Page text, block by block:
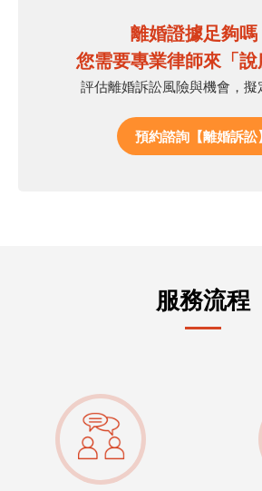
離婚證據足夠嗎
您需要專業律師來「說
評估離婚訴訟風險與機會，擬
預約諮詢【離婚訴訟】
服務流程